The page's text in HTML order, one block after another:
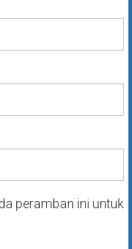
peramban ini untuk